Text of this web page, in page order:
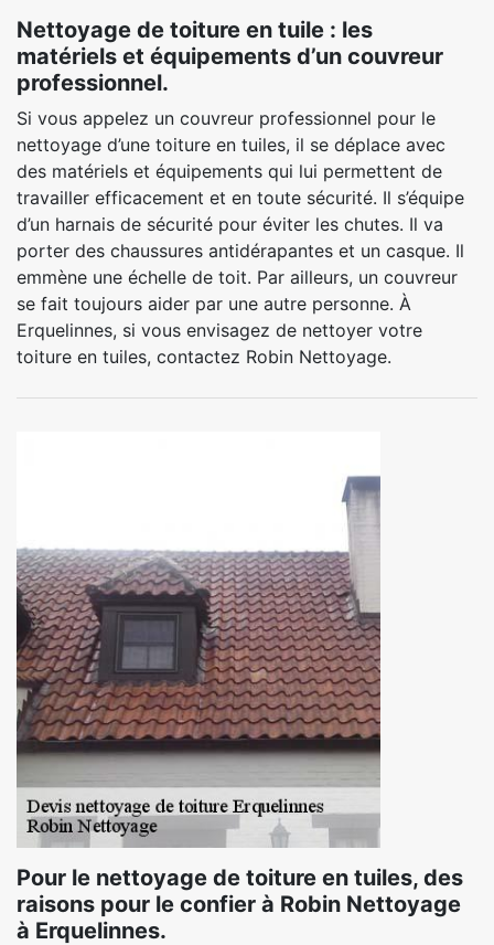
Nettoyage de toiture en tuile : les
matériels et équipements d’un couvreur
professionnel.
Si vous appelez un couvreur professionnel pour le
nettoyage d’une toiture en tuiles, il se déplace avec
des matériels et équipements qui lui permettent de
travailler efficacement et en toute sécurité. Il s’équipe
d’un harnais de sécurité pour éviter les chutes. Il va
porter des chaussures antidérapantes et un casque. Il
emmène une échelle de toit. Par ailleurs, un couvreur
se fait toujours aider par une autre personne. À
Erquelinnes, si vous envisagez de nettoyer votre
toiture en tuiles, contactez Robin Nettoyage.
Pour le nettoyage de toiture en tuiles, des
raisons pour le confier à Robin Nettoyage
à Erquelinnes.